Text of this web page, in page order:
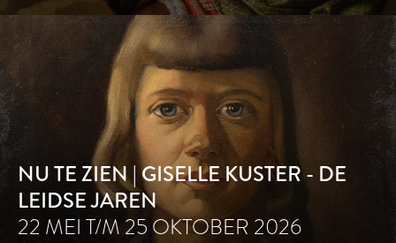
NU TE ZIEN | GISELLE KUSTER - DE
LEIDSE JAREN
22 MEI T/M 25 OKTOBER 2026